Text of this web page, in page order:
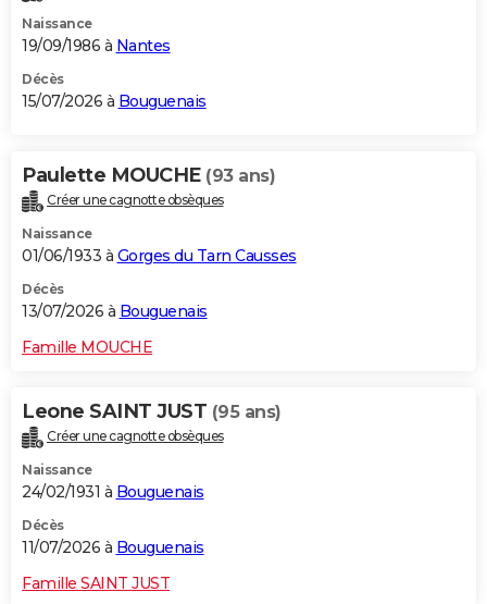
Naissance
19/09/1986 à Nantes
Décès
15/07/2026 à Bouguenais
Paulette MOUCHE (93 ans)
Créer une cagnotte obsèques
Naissance
01/06/1933 à Gorges du Tarn Causses
Décès
13/07/2026 à Bouguenais
Famille MOUCHE
Leone SAINT JUST (95 ans)
Créer une cagnotte obsèques
Naissance
24/02/1931 à Bouguenais
Décès
11/07/2026 à Bouguenais
Famille SAINT JUST